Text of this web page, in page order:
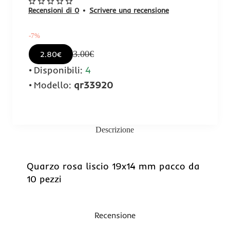
-7%
Recensioni di 0 • Scrivere una recensione
-7%
2.80€ 3.00€
Disponibili: 4
Modello: qr33920
Descrizione
Quarzo rosa liscio 19x14 mm pacco da
10 pezzi
Recensione